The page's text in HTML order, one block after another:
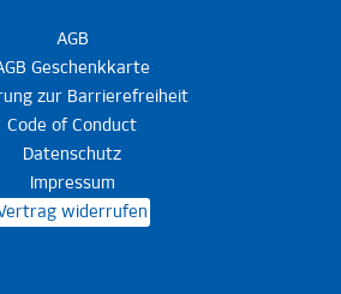
AGB
Geschenkkarte
zur Barrierefreiheit
Code of Conduct
Datenschutz
Impressum
widerrufen